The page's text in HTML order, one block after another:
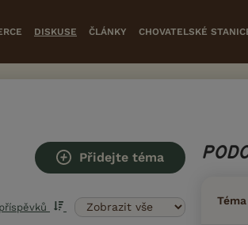
DISKUSE ČLÁNKY CHOVATELSKÉ
Přidejte téma
Téma